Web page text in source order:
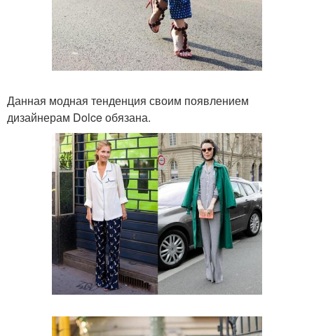
Данная модная тенденция своим появлением
дизайнерам Dolce обязана.